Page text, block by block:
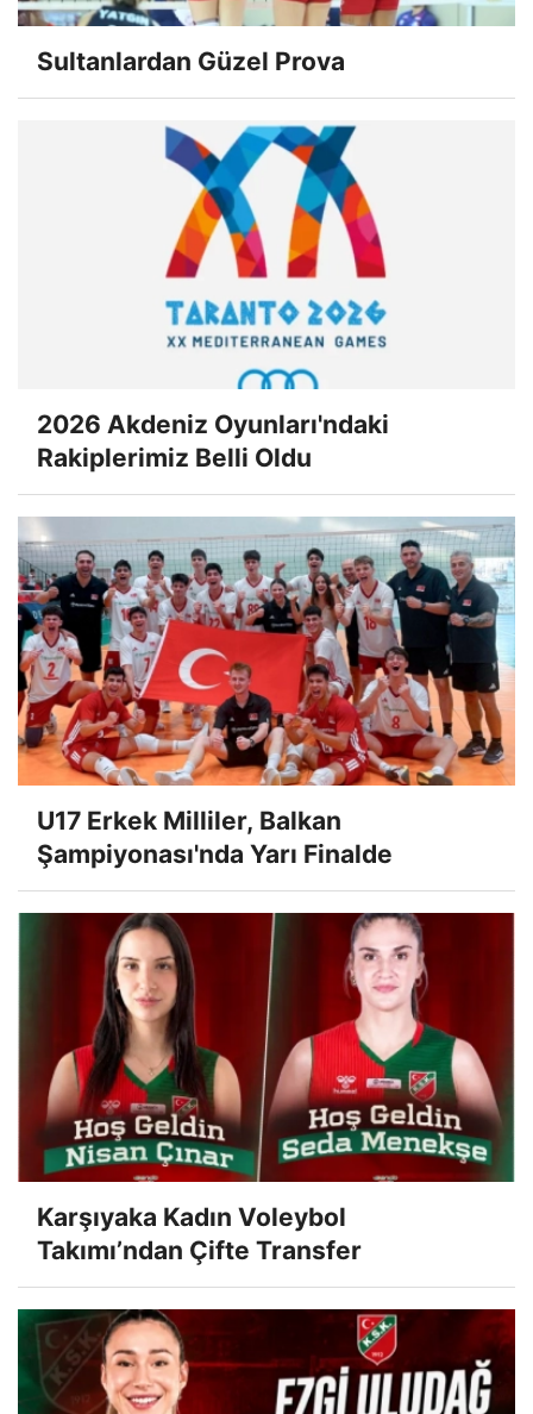
Sultanlardan Güzel Prova
2026 Akdeniz Oyunları'ndaki
Rakiplerimiz Belli Oldu
U17 Erkek Milliler, Balkan
Şampiyonası'nda Yarı Finalde
Karşıyaka Kadın Voleybol
Takımı’ndan Çifte Transfer